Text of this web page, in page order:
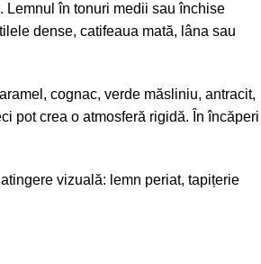
Lemnul în tonuri medii sau închise
dense, catifeaua mată, lâna sau
cognac, verde măsliniu, antracit,
pot crea o atmosferă rigidă. În încăperi
vizuală: lemn periat, tapițerie